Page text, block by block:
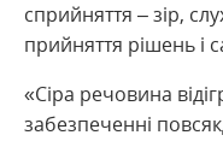
сприйняття – зір,
прийняття рішень і
«Сіра речовина
забезпеченні